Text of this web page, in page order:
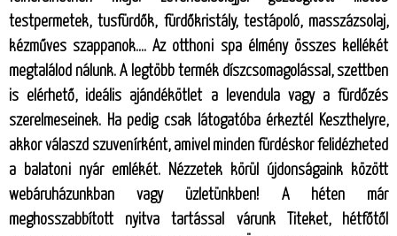
testpermetek, tusfürdők, fürdőkristály, testápoló, masszázsolaj,
kézműves szappanok.... Az otthoni spa élmény összes kellékét
megtalálod nálunk. A legtöbb termék díszcsomagolással, szettben
is elérhető, ideális ajándékötlet a levendula vagy a fürdőzés
szerelmeseinek. Ha pedig csak látogatóba érkeztél Keszthelyre,
akkor válaszd szuvenírként, amivel minden fürdéskor felidézheted
a balatoni nyár emlékét. Nézzetek körül újdonságaink között
webáruházunkban vagy üzletünkben! A héten már
meghosszabbított nyitva tartással várunk Titeket, hétfőtől